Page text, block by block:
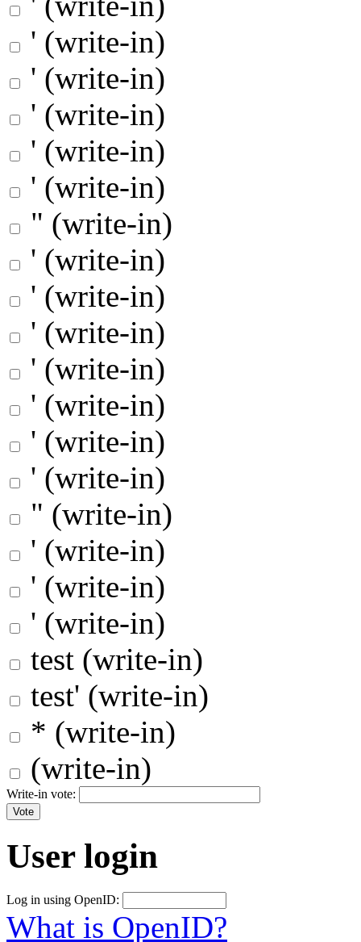
' (write-in)
' (write-in)
' (write-in)
' (write-in)
' (write-in)
" (write-in)
' (write-in)
' (write-in)
' (write-in)
' (write-in)
' (write-in)
' (write-in)
' (write-in)
" (write-in)
' (write-in)
' (write-in)
' (write-in)
test (write-in)
test' (write-in)
* (write-in)
(write-in)
Write-in vote:
User login
Log in using OpenID:
What is OpenID?